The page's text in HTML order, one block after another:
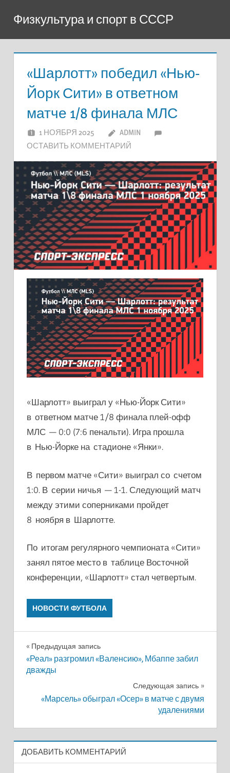
содержимому
Физкультура и спорт в СССР
«Шарлотт» победил «Нью-
Йорк Сити» в ответном
матче 1/8 финала МЛС
1 НОЯБРЯ 2025
ADMIN
ОСТАВИТЬ КОММЕНТАРИЙ
«Шарлотт» выиграл у «Нью-Йорк Сити»
в ответном матче 1/8 финала плей-офф
МЛС — 0:0 (7:6 пенальти). Игра прошла
в Нью-Йорке на стадионе «Янки».
В первом матче «Сити» выиграл со счетом
1:0. В серии ничья — 1-1. Следующий матч
между этими соперниками пройдет
8 ноября в Шарлотте.
По итогам регулярного чемпионата «Сити»
занял пятое место в таблице Восточной
конференции, «Шарлотт» стал четвертым.
НОВОСТИ ФУТБОЛА
Навигация
по
Предыдущая запись
«Реал» разгромил «Валенсию», Мбаппе забил
дважды
Следующая запись
«Марсель» обыграл «Осер» в матче с двумя
удалениями
ДОБАВИТЬ КОММЕНТАРИЙ